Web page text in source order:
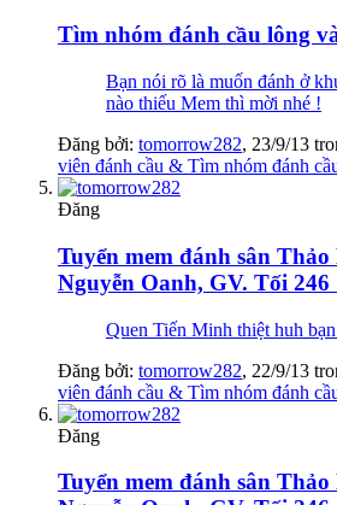
Tìm nhóm đánh cầu lông
Bạn nói rõ là muốn đánh ở
nào thiếu Mem thì mời nhé !
Đăng bởi: tomorrow282, 23/9/13
viên đánh cầu & Tìm nhóm đánh
Đăng
Tuyển mem đánh sân
Nguyễn Oanh, GV. Tối 246
Quen Tiến Minh thiệt huh
Đăng bởi: tomorrow282, 22/9/13
viên đánh cầu & Tìm nhóm đánh
Đăng
Tuyển mem đánh sân